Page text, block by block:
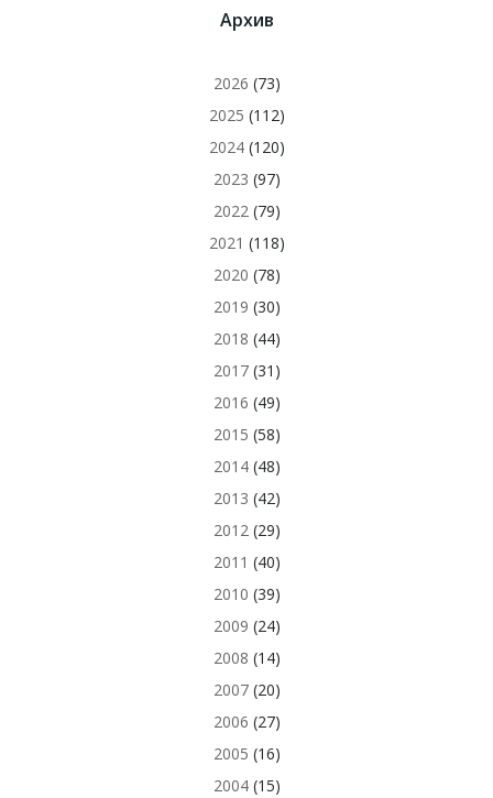
Архив
2026 (73)
2025 (112)
2024(120)
2023 (97)
2022(79)
2021 (118)
2020 (78)
2019 (30)
2018 (44)
2017(31)
2016 (49)
2015 (58)
2014(48)
2013 (42)
2012(29)
2011 (40)
2010 (39)
2009 (24)
2008 (14)
2007(20)
2006 (27)
2005 (16)
2004(15)